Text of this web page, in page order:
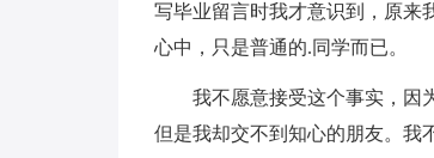
写毕业留言时我才意识到，原来
心中，只是普通的.同学而已。
我不愿意接受这个事实，因
但是我却交不到知心的朋友。我